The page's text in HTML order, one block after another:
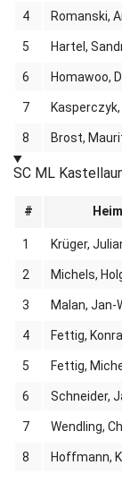
4 Romanski,
5 Hartel,
6 Homawoo,
7
8 Brost,
SC ML
# Heim
1 Krüger,
2 Michels,
3 Malan, Jan-
4 Fettig,
5 Fettig,
6 Schneider,
7 Wendling,
8 Hoffmann,